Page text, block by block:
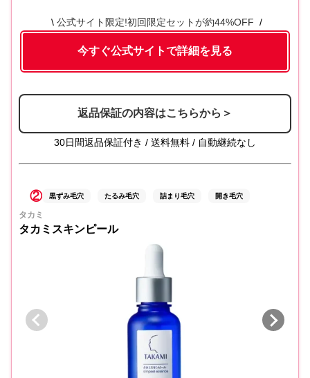
公式サイト限定!初回限定セットが約44%OFF
今すぐ公式サイトで詳細を見る
返品保証の内容はこちらから＞
30日間返品保証付き / 送料無料 / 自動継続なし
② 黒ずみ毛穴 たるみ毛穴 詰まり毛穴 開き毛穴
タカミ
タカミスキンピール